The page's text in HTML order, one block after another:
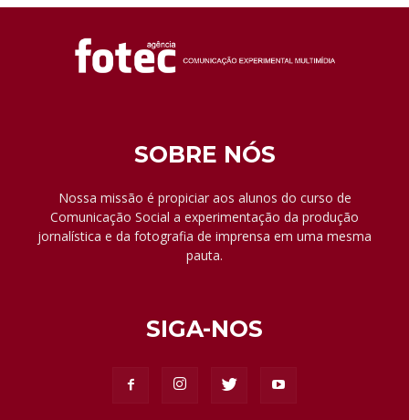
SOBRE NÓS
Nossa missão é propiciar aos alunos do curso de
Comunicação Social a experimentação da produção
jornalística e da fotografia de imprensa em uma mesma
pauta.
SIGA-NOS